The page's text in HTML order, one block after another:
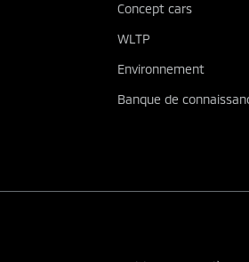
Concept cars
WLTP
Environnement
Banque de